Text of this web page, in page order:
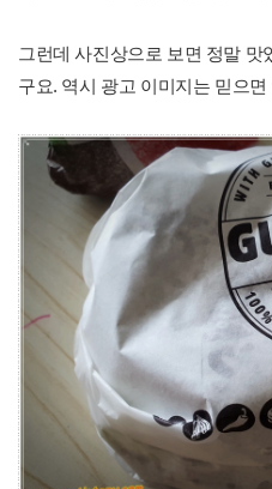
그런데 사진상으로 보면 정말
구요. 역시 광고 이미지는 믿으